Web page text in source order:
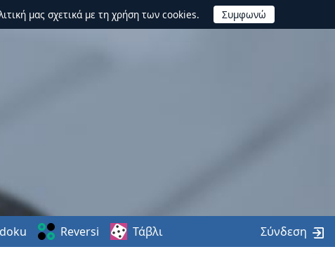
μας σχετικά με τη χρήση των cookies.
Reversi Τάβλι Σύνδεση